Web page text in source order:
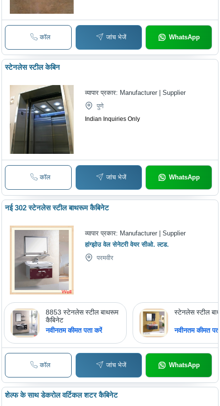
कॉल जांच भेजें WhatsApp
स्टेनलेस स्टील केबिन
व्यापार प्रकार: Manufacturer | Supplier
पुणे
Indian Inquiries Only
कॉल जांच भेजें WhatsApp
नई 302 स्टेनलेस स्टील बाथरूम कैबिनेट
व्यापार प्रकार: Manufacturer | Supplier
हांग्झोउ वेल सेनेटरी वेयर सीओ. ल्टड.
परमवीर
8853 स्टेनलेस स्टील बाथरूम
कैबिनेट
नवीनतम कीमत पता करें
स्टेनलेस स्टील
नवीनतम कीमत
कॉल जांच भेजें WhatsApp
शेल्फ के साथ डेकरोल वर्टिकल शटर कैबिनेट